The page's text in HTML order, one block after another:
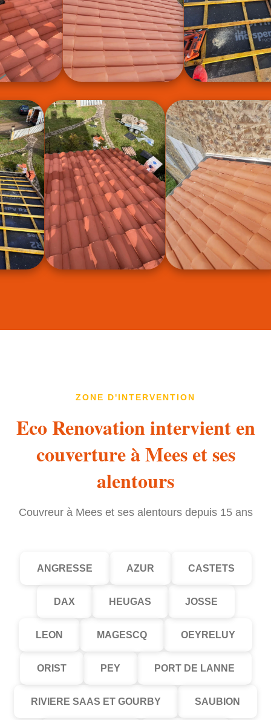
ZONE D'INTERVENTION
Eco Renovation intervient en
couverture à Mees et ses
alentours
Couvreur à Mees et ses alentours depuis 15 ans
ANGRESSE AZUR CASTETS
DAX HEUGAS JOSSE
LEON MAGESCQ OEYRELUY
ORIST PEY PORT DE LANNE
RIVIERE SAAS ET GOURBY SAUBION